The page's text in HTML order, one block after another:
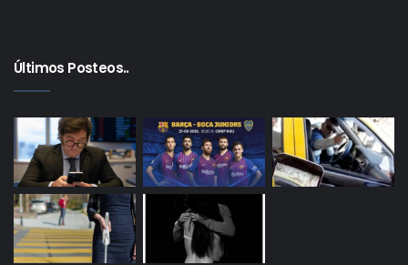
Últimos Posteos..